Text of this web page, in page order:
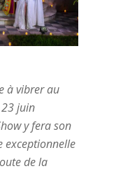
à vibrer au
juin
y fera son
exceptionnelle
de la